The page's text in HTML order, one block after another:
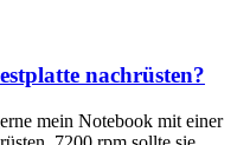
nachrüsten?
mein Notebook mit einer